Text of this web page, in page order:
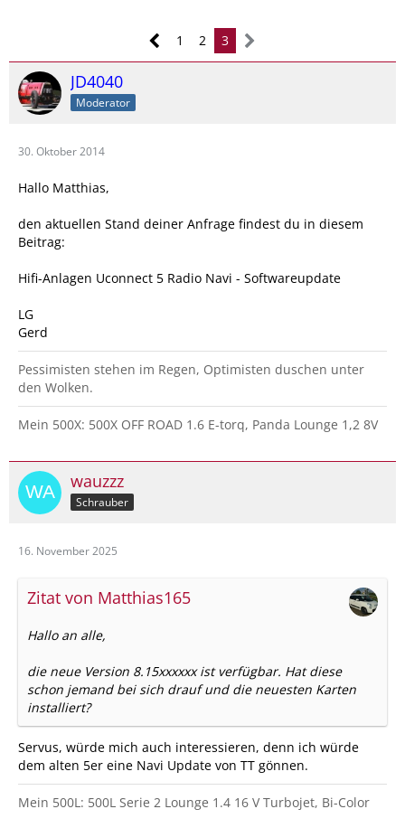
1 2 3
JD4040
Moderator
30. Oktober 2014
Hallo Matthias,
den aktuellen Stand deiner Anfrage findest du in diesem
Beitrag:
Hifi-Anlagen Uconnect 5 Radio Navi - Softwareupdate
LG
Gerd
Pessimisten stehen im Regen, Optimisten duschen unter
den Wolken.
Mein 500X: 500X OFF ROAD 1.6 E-torq, Panda Lounge 1,2 8V
wauzzz
Schrauber
16. November 2025
Zitat von Matthias165
Hallo an alle,
die neue Version 8.15xxxxxx ist verfügbar. Hat diese
schon jemand bei sich drauf und die neuesten Karten
installiert?
Servus, würde mich auch interessieren, denn ich würde
dem alten 5er eine Navi Update von TT gönnen.
Mein 500L: 500L Serie 2 Lounge 1.4 16 V Turbojet, Bi-Color